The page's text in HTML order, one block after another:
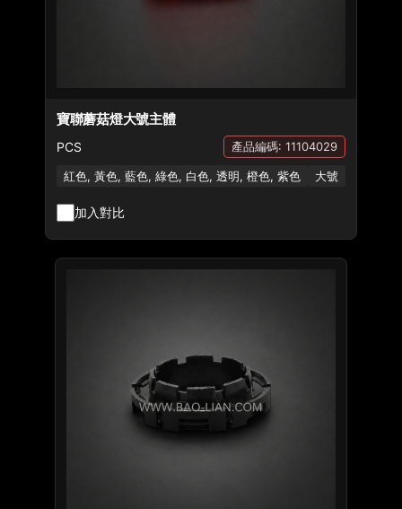
寶聯蘑菇燈大號主體
PCS 產品編碼: 11104029
紅色, 黃色, 藍色, 綠色, 白色, 透明, 橙色, 紫色 大號
加入對比